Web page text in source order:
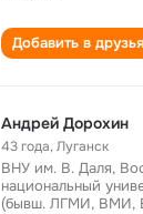
Добавить в друзья
Андрей Дорохин
43 года,Луганск
ВНУ им. В. Даля,
национальный
(бывш. ЛГМИ, ВМИ,